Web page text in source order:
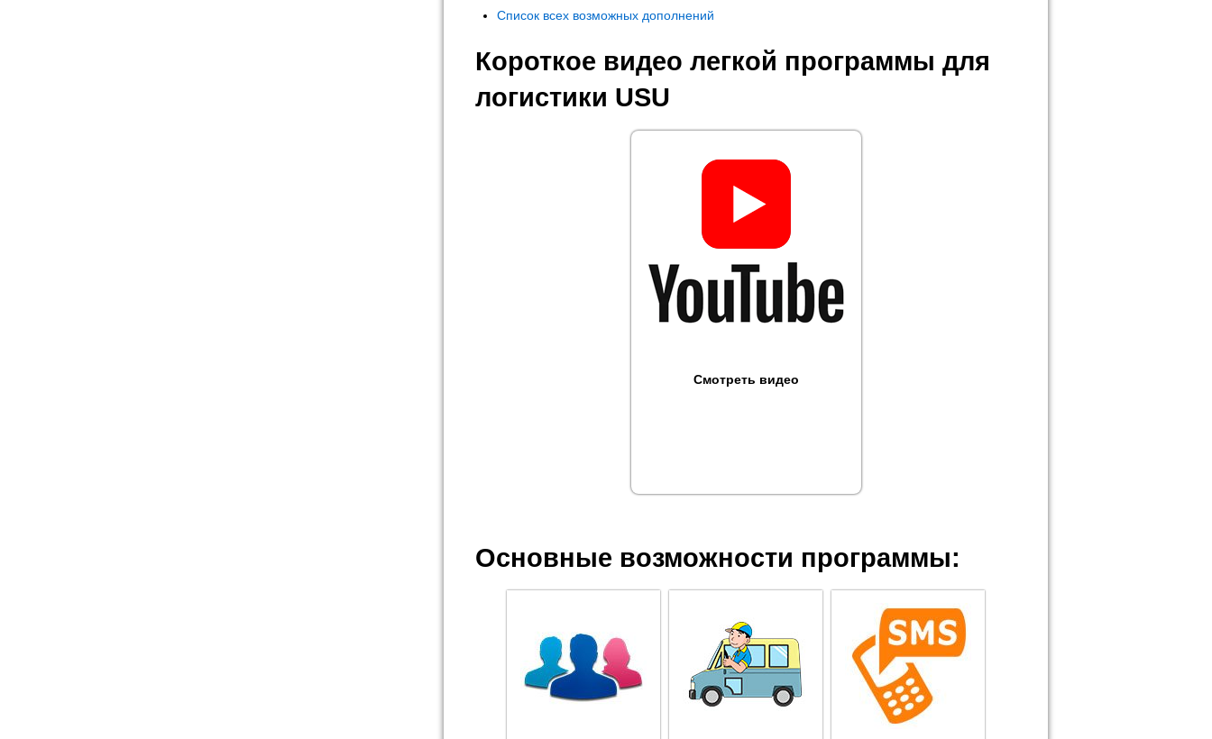
Список всех возможных дополнений
Короткое видео легкой программы для
логистики USU
Смотреть видео
Основные возможности программы: